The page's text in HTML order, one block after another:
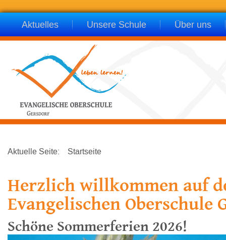
Aktuelles Unsere Schule Über uns
Aktuelle Seite: Startseite
Herzlich willkommen auf
Evangelischen Oberschule
Schöne Sommerferien 2026!